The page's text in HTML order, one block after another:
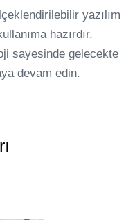
yazılım
hazırdır.
sayesinde gelecekte
devam edin.